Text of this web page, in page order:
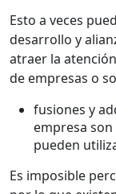
Esto a veces
desarrollo y
atraer la
de empresas o
fusiones y
empresa
pueden
Es imposible